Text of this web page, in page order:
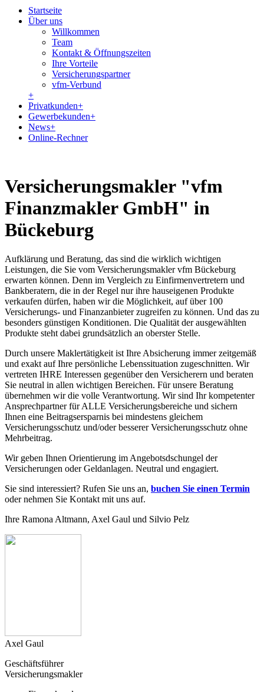
Startseite
Über uns
Willkommen
Team
Kontakt & Öffnungszeiten
Ihre Vorteile
Versicherungspartner
vfm-Verbund
+
Privatkunden+
Gewerbekunden+
News+
Online-Rechner
Versicherungsmakler "vfm
Finanzmakler GmbH" in
Bückeburg
Aufklärung und Beratung, das sind die wirklich wichtigen
Leistungen, die Sie vom Versicherungsmakler vfm Bückeburg
erwarten können. Denn im Vergleich zu Einfirmenvertretern und
Bankberatern, die in der Regel nur ihre hauseigenen Produkte
verkaufen dürfen, haben wir die Möglichkeit, auf über 100
Versicherungs- und Finanzanbieter zugreifen zu können. Und das zu
besonders günstigen Konditionen. Die Qualität der ausgewählten
Produkte steht dabei grundsätzlich an oberster Stelle.
Durch unsere Maklertätigkeit ist Ihre Absicherung immer zeitgemäß
und exakt auf Ihre persönliche Lebenssituation zugeschnitten. Wir
vertreten IHRE Interessen gegenüber den Versicherern und beraten
Sie neutral in allen wichtigen Bereichen. Für unsere Beratung
übernehmen wir die volle Verantwortung. Wir sind Ihr kompetenter
Ansprechpartner für ALLE Versicherungsbereiche und sichern
Ihnen eine Beitragsersparnis bei mindestens gleichem
Versicherungsschutz und/oder besserer Versicherungsschutz ohne
Mehrbeitrag.
Wir geben Ihnen Orientierung im Angebotsdschungel der
Versicherungen oder Geldanlagen. Neutral und engagiert.
Sie sind interessiert? Rufen Sie uns an, buchen Sie einen Termin
oder nehmen Sie Kontakt mit uns auf.
Ihre Ramona Altmann, Axel Gaul und Silvio Pelz
Axel Gaul
Geschäftsführer
Versicherungsmakler